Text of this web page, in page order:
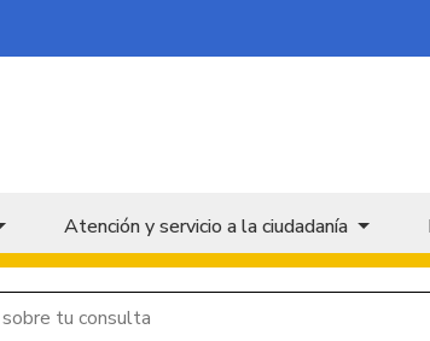
Atención y servicio a la ciudadanía